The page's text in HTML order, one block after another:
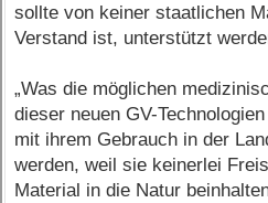
sollte von keiner staatlichen
Verstand ist, unterstützt
„Was die möglichen
dieser neuen GV-
mit ihrem Gebrauch in der
werden, weil sie keinerlei
Material in die Natur